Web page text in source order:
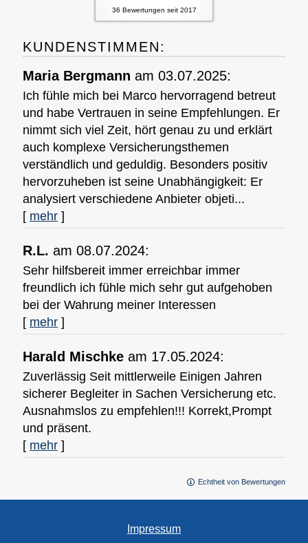
36 Bewertungen seit 2017
KUNDENSTIMMEN:
Maria Bergmann am 03.07.2025:
Ich fühle mich bei Marco hervorragend betreut
und habe Vertrauen in seine Empfehlungen. Er
nimmt sich viel Zeit, hört genau zu und erklärt
auch komplexe Versicherungsthemen
verständlich und geduldig. Besonders positiv
hervorzuheben ist seine Unabhängigkeit: Er
analysiert verschiedene Anbieter objeti...
[ mehr ]
R.L. am 08.07.2024:
Sehr hilfsbereit immer erreichbar immer
freundlich ich fühle mich sehr gut aufgehoben
bei der Wahrung meiner Interessen
[ mehr ]
Harald Mischke am 17.05.2024:
Zuverlässig Seit mittlerweile Einigen Jahren
sicherer Begleiter in Sachen Versicherung etc.
Ausnahmslos zu empfehlen!!! Korrekt,Prompt
und präsent.
[ mehr ]
Echtheit von Bewertungen
Impressum